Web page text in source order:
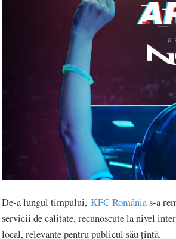
De-a lungul timpului, KFC Românias-a
servicii de calitate, recunoscute la nivel
local, relevante pentru publicul său țintă.